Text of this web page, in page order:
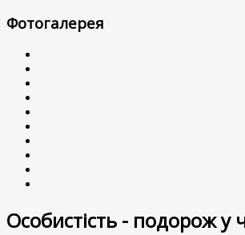
Фотогалерея
Особистість - подорож у